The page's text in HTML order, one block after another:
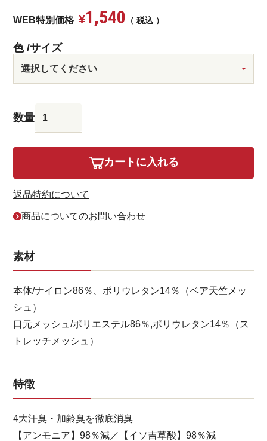
WEB特別価格 ¥1,540 税込
色 サイズ
カートに入れる
返品特約について
商品についてのお問い合わせ
素材
本体/ナイロン86％、ポリウレタン14％（ベア天竺メッ
シュ）
口元メッシュ/ポリエステル86％,ポリウレタン14％（ス
トレッチメッシュ）
特徴
4大汗臭・加齢臭を徹底消臭
【アンモニア】98％減／【イソ吉草酸】98％減